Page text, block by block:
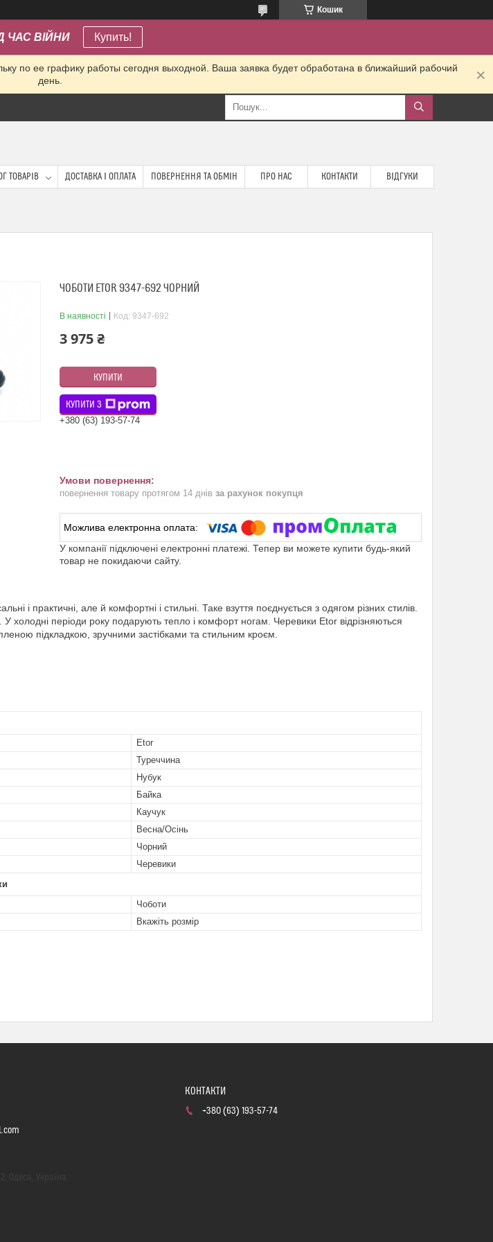
Кошик
ЧАС ВІЙНИ Купить!
по ее графику работы сегодня выходной. Ваша заявка будет обработана в ближайший рабочий
день.
ТОВАРІВ ДОСТАВКА І ОПЛАТА ПОВЕРНЕННЯ ТА ОБМІН ПРО НАС КОНТАКТИ ВІДГУКИ
ЧОБОТИ ETOR 9347-692 ЧОРНИЙ
В наявності Код: 9347-692
3 975 ₴
КУПИТИ
КУПИТИ З
+380 (63) 193-57-74
повернення товару протягом 14 днів за рахунок покупця
У компанії підключені електронні платежі. Тепер ви можете купити будь-який
товар не покидаючи сайту.
і практичні, але й комфортні і стильні. Таке взуття поєднується з одягом різних стилів.
У холодні періоди року подарують тепло і комфорт ногам. Черевики Etor відрізняються
підкладкою, зручними застібками та стильним кроєм.
Etor
Туреччина
Нубук
Байка
Каучук
Весна/Осінь
Чорний
Черевики
Чоботи
Вкажіть розмір
+380 (63) 193-57-74